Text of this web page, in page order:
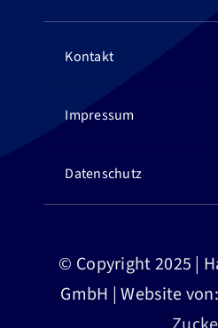
Kontakt
Impressum
Datenschutz
© Copyright 2025 |
GmbH | Website von: